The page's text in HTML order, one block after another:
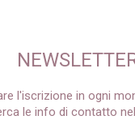
l'iscrizione in ogni
le info di contatto